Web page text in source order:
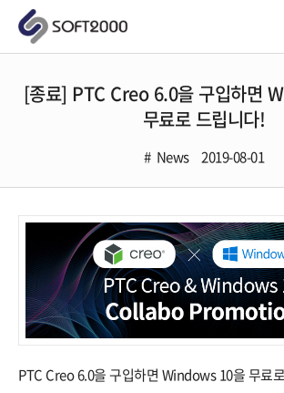
[종료] PTC Creo 6.0을 구입하면
무료로 드립니다!
News 2019-08-01
PTC Creo 6.0을 구입하면 Windows 10을 무료